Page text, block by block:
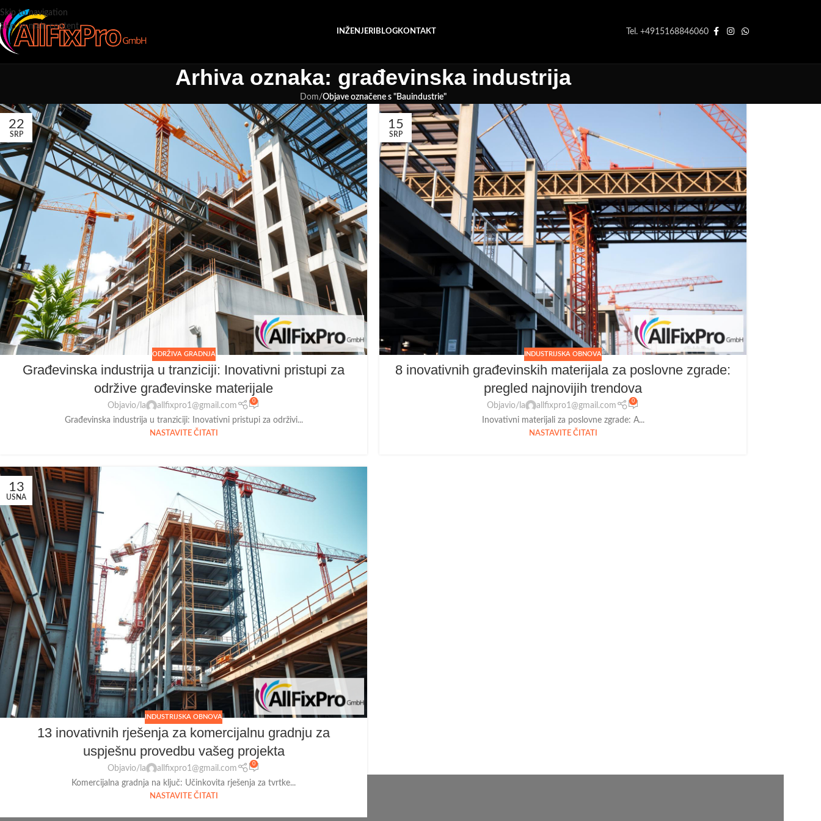
Skip to navigation
Skip to main content
INŽENJERI BLOGKONTAKT Tel. +4915168846060
Arhiva oznaka: građevinska industrija
Dom/Objave označene s "Bauindustrie"
22
SRP
ODRŽIVA GRADNJA
Građevinska industrija u tranziciji: Inovativni pristupi za
održive građevinske materijale
Objavio/la allfixpro1@gmail.com
0
Građevinska industrija u tranziciji: Inovativni pristupi za održivi...
NASTAVITE ČITATI
15
SRP
INDUSTRIJSKA OBNOVA
8 inovativnih građevinskih materijala za poslovne zgrade:
pregled najnovijih trendova
Objavio/la allfixpro1@gmail.com
0
Inovativni materijali za poslovne zgrade: A...
NASTAVITE ČITATI
13
USNA
INDUSTRIJSKA OBNOVA
13 inovativnih rješenja za komercijalnu gradnju za
uspješnu provedbu vašeg projekta
Objavio/la allfixpro1@gmail.com
0
Komercijalna gradnja na ključ: Učinkovita rješenja za tvrtke...
NASTAVITE ČITATI